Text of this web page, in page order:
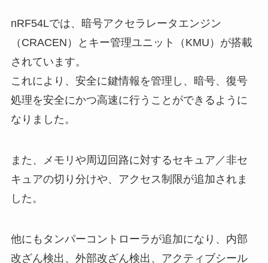
nRF54Lでは、暗号アクセラレータエンジン
（CRACEN）とキー管理ユニット（KMU）が搭載
されています。
これにより、安全に鍵情報を管理し、暗号、復号
処理を安全にかつ高速に行うことができるように
なりました。
また、メモリや周辺回路に対するセキュア／非セ
キュアの切り分けや、アクセス制限が追加されま
した。
他にもタンパーコントローラが追加になり、内部
改ざん検出、外部改ざん検出、アクティブシール